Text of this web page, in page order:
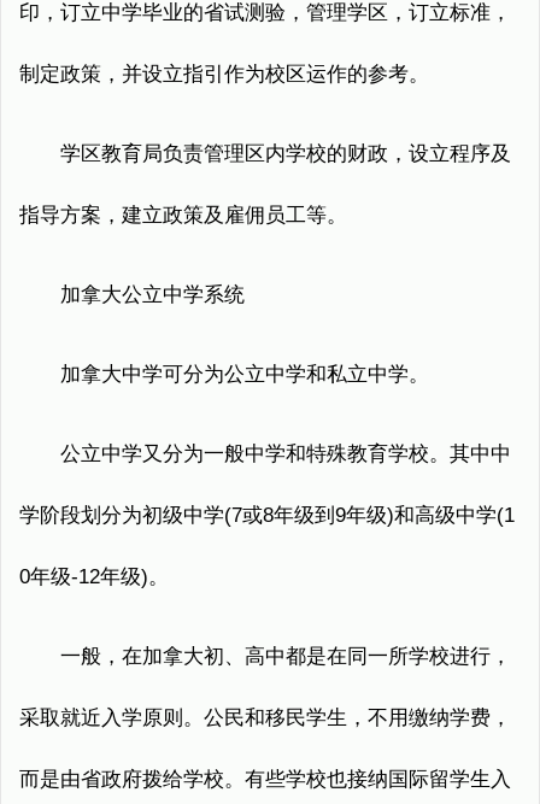
印，订立中学毕业的省试测验，管理学区，订立标准，
制定政策，并设立指引作为校区运作的参考。
学区教育局负责管理区内学校的财政，设立程序及
指导方案，建立政策及雇佣员工等。
加拿大公立中学系统
加拿大中学可分为公立中学和私立中学。
公立中学又分为一般中学和特殊教育学校。其中中
学阶段划分为初级中学(7或8年级到9年级)和高级中学(1
0年级-12年级)。
一般，在加拿大初、高中都是在同一所学校进行，
采取就近入学原则。公民和移民学生，不用缴纳学费，
而是由省政府拨给学校。有些学校也接纳国际留学生入